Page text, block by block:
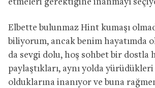
etmeleri gerektiğine inanmayı
Elbette bulunmaz Hint kumaşı
biliyorum, ancak benim hayatımda
da sevgi dolu, hoş sohbet bir dostla
paylaştıkları, aynı yolda
olduklarına inanıyor ve buna